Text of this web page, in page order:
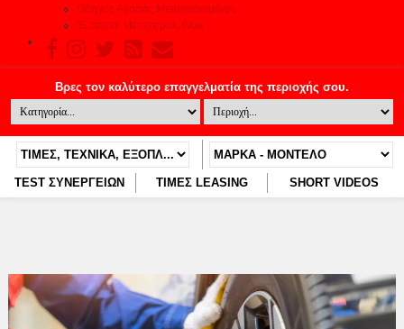
Οδηγός Αγοράς Μεταχειρισμένου
Έμποροι Μεταχειρισμένων
TEST ΣΥΝΕΡΓΕΙΩΝ ΤΙΜΕΣ LEASING SHORT VIDEOS